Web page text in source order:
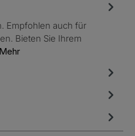
Empfohlen auch für
Bieten Sie Ihrem
Mehr